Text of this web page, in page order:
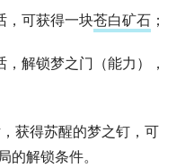
，可获得一块苍白矿石 ；
解锁梦之门（能力），
获得苏醒的梦之钉，可
解锁条件。